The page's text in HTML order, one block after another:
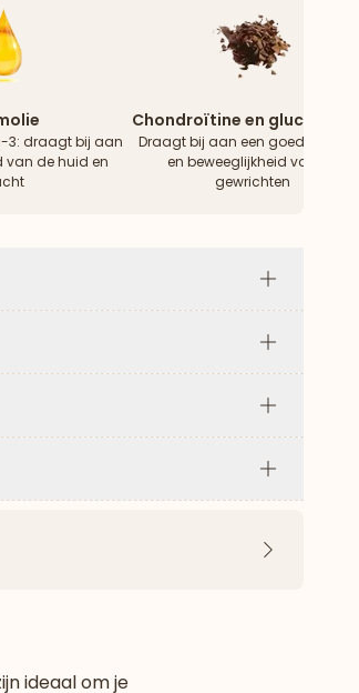
3: draagt ​​bij aan
van de huid en
Chondroïtine en
Draagt ​​bij aan een goede
en beweeglijkheid van de
gewrichten
Plus
Plus
Plus
Plus
ideaal om je